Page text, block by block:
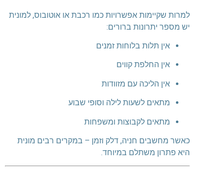
למרות שקיימות אפשרויות כמו רכבת או אוטובוס, למונית
יש מספר יתרונות ברורים:
אין תלות בלוחות זמנים
אין החלפת קווים
אין הליכה עם מזוודות
מתאים לשעות לילה וסופי שבוע
מתאים לקבוצות ומשפחות
כאשר מחשבים חניה, דלק וזמן – במקרים רבים מונית
היא פתרון משתלם במיוחד.